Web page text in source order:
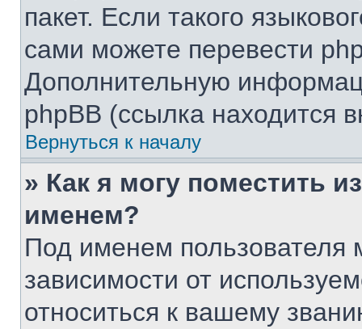
пакет. Если такого
сами можете перевести
Дополнительную
phpBB (ссылка находится
Вернуться к началу
» Как я могу поместить
именем?
Под именем пользователя
зависимости от
относиться к вашему